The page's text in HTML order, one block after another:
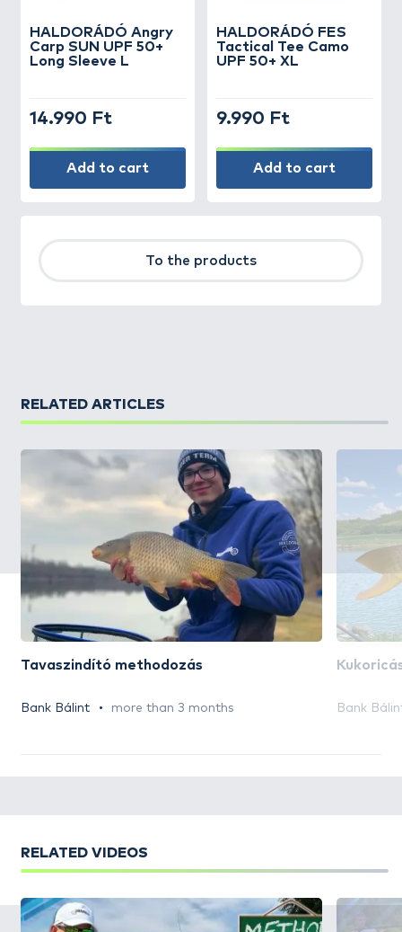
HALDORÁDÓ Angry
Carp SUN UPF 50+
Long Sleeve L
14.990 Ft
Add to cart
HALDORÁDÓ FES
Tactical Tee Camo
UPF 50+ XL
9.990 Ft
Add to cart
To the products
RELATED ARTICLES
Tavaszindító methodozás
Bank Bálint more than 3 months Bank
RELATED VIDEOS